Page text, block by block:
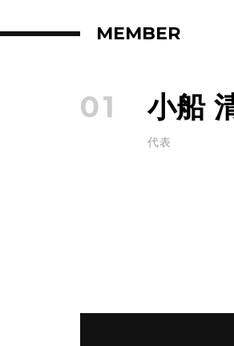
MEMBER
01 小船
代表